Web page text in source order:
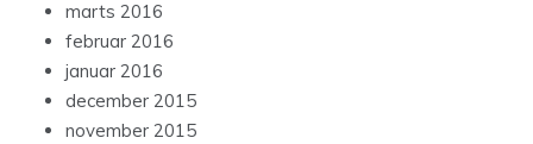
marts 2016
februar 2016
januar 2016
december 2015
november 2015